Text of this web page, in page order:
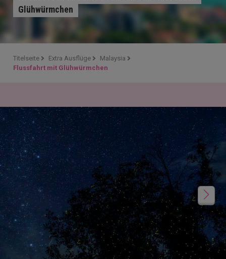
Glühwürmchen
Titelseite Extra Ausflüge
Malaysia
Flussfahrt mit Glühwürmchen